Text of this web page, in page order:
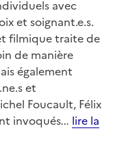
avec
et soignant.e.s.
filmique traite de
de manière
également
et
Foucault, Félix
invoqués... lire la